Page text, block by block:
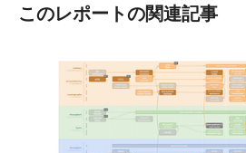
このレポートの関連記事